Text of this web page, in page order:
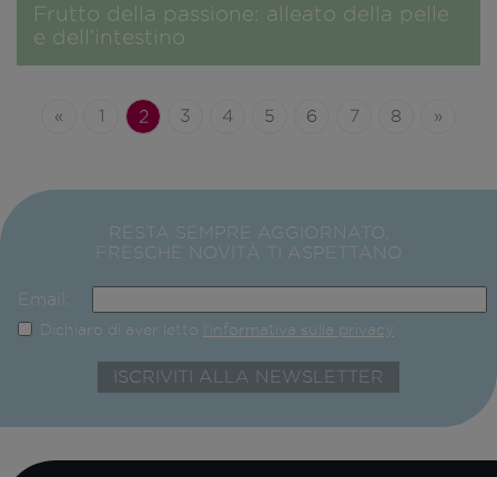
Frutto della passione: alleato della pelle
e dell’intestino
« 1 2 3 4 5 6 7 8 »
RESTA SEMPRE AGGIORNATO,
FRESCHE NOVITÀ TI ASPETTANO
Email:
Dichiaro di aver letto l'informativa sulla privacy